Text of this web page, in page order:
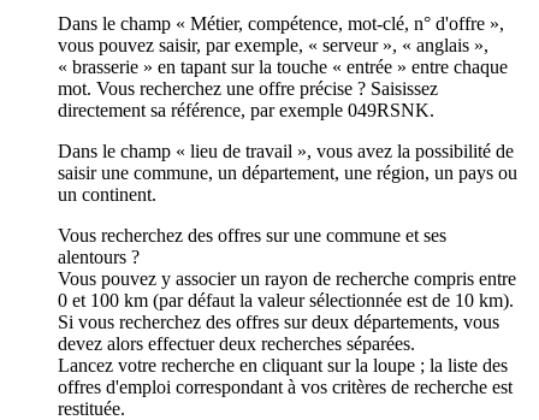
Dans le champ « Métier, compétence, mot-clé, n° d'offre »,
vous pouvez saisir, par exemple, « serveur », « anglais »,
« brasserie » en tapant sur la touche « entrée » entre chaque
mot. Vous recherchez une offre précise ? Saisissez
directement sa référence, par exemple 049RSNK.
Dans le champ « lieu de travail », vous avez la possibilité de
saisir une commune, un département, une région, un pays ou
un continent.
Vous recherchez des offres sur une commune et ses
alentours ?
Vous pouvez y associer un rayon de recherche compris entre
0 et 100 km (par défaut la valeur sélectionnée est de 10 km).
Si vous recherchez des offres sur deux départements, vous
devez alors effectuer deux recherches séparées.
Lancez votre recherche en cliquant sur la loupe ; la liste des
offres d'emploi correspondant à vos critères de recherche est
restituée.